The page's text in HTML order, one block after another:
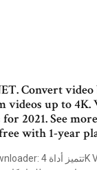
Convert
videos up to
2021. See
with 1-year